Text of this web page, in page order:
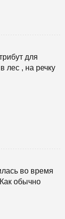
для
лес , на речку
во время
обычно